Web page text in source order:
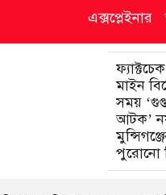
এক্সপ্লেইনার
মাইন
সময়
আটক’
পুরোনো